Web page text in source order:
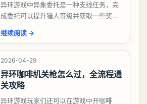
异环游戏中异象委托是一种支线任务，完
成委托可以提升猎人等级并获取一些奖
么做，今天游戏熊就来告诉大家。异环异
象委托唤孤归任务攻
继续阅读 →
2026-04-29
异环咖啡机关枪怎么过，全流程通
关攻略
异环游戏玩家们还可以在游戏中开咖啡